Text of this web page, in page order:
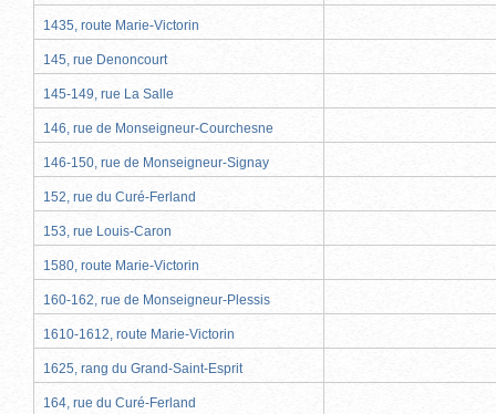
1435, route Marie-Victorin
145, rue Denoncourt
145-149, rue La Salle
146, rue de Monseigneur-Courchesne
146-150, rue de Monseigneur-Signay
152, rue du Curé-Ferland
153, rue Louis-Caron
1580, route Marie-Victorin
160-162, rue de Monseigneur-Plessis
1610-1612, route Marie-Victorin
1625, rang du Grand-Saint-Esprit
164, rue du Curé-Ferland